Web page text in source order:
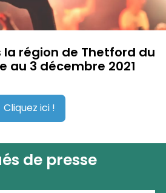
la région de Thetford du
au 3 décembre 2021
Cliquez ici !
de presse